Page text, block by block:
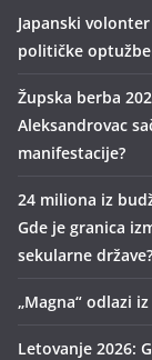
Japanski
političke optužbe
Župska berba
Aleksandrovac
manifestacije?
24 miliona iz
Gde je granica
sekularne države?
„Magna“ odlazi
Letovanje 2026: